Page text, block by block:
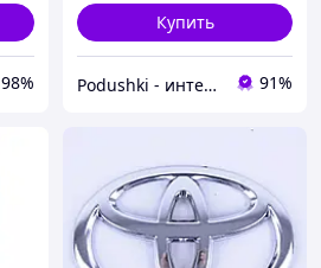
98%
Купить
Podushki - интернет-магазин Подушки 91%